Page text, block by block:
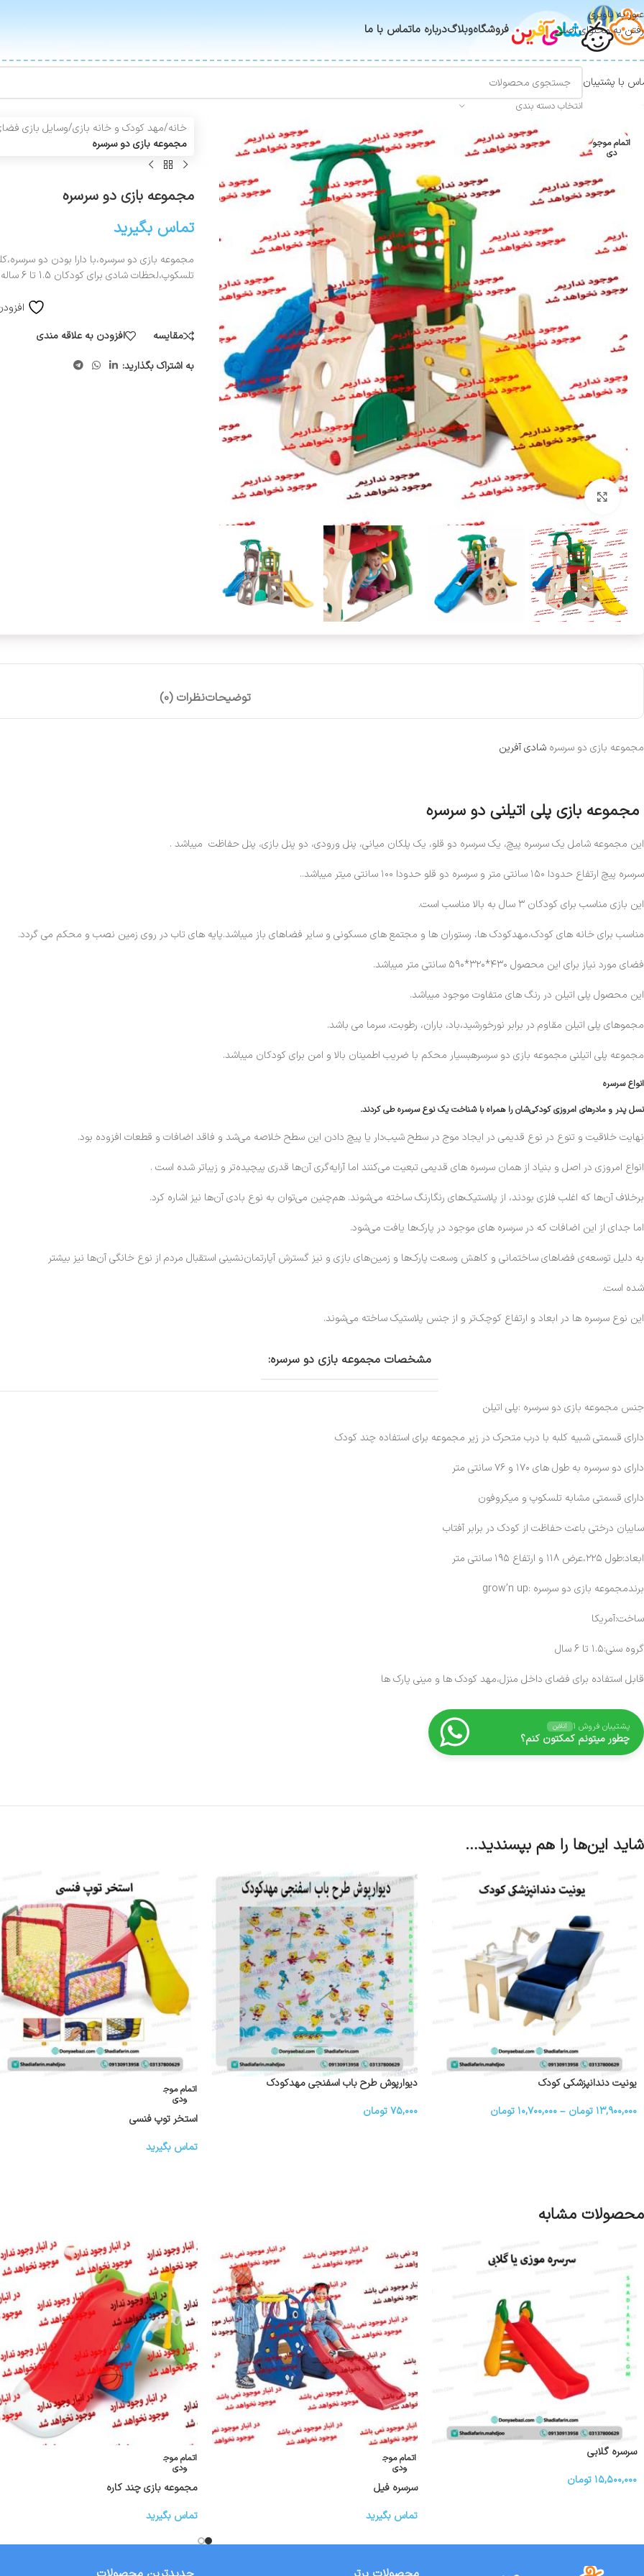
عبور به ناوبری
رفتن به محتوای اصلی
فروشگاهوبلاگدرباره ماتماس با ما
با پشتیبان
انتخاب دسته بندی
اتمام موجو
دی
بزرگنمایی تصویر
خانه/مهد کودک و خانه بازی/وسایل بازی
مجموعه بازی دو سرسره
مجموعه بازی دو سرسره
تماس بگیرید
مجموعه بازی دو سرسره،با دارا بودن دو
تلسکوپ،لحظات شادی برای کودکان 1.5 تا 6 ساله شما رقم می زند.
مقایسه
افزودن به علاقه مندی
به اشتراک بگذارید:
توضیحاتنظرات (0)
مجموعه بازی دو سرسره شادی آفرین
مجموعه بازی پلی اتیلنی دو سرسره
این مجموعه شامل یک سرسره پیچ، یک سرسره دو قلو، یک پلکان میانی، پنل ورودی، دو پنل بازی، پنل حفاظت میباشد .
سرسره پیچ ارتفاع حدودا ۱۵۰ سانتی متر و سرسره دو قلو حدودا ۱۰۰ سانتی میتر میباشد..
این بازی مناسب برای کودکان ۳ سال به بالا مناسب است.
مناسب برای خانه های کودک،مهدکودک ها، رستوران ها و مجتمع های مسکونی و سایر فضاهای باز میباشد.پایه های تاب در روی زمین نصب و محکم می گردد.
فضای مورد نیاز برای این محصول ۴۳۰*۳۲۰*۵۹۰ سانتی متر میباشد.
این محصول پلی اتیلن در رنگ های متفاوت موجود میباشد.
مجموهای پلی اتیلن مقاوم در برابر نورخورشید،باد، باران، رطوبت، سرما می باشد.
مجموعه پلی اتیلنی مجموعه بازی دو سرسرهبسیار محکم با ضریب اطمینان بالا و امن برای کودکان میباشد.
انواع سرسره
نسل پدر و مادرهای امروزی کودکی‌شان را همراه با شناخت یک نوع سرسره طی کردند.
نهایت خلاقیت و تنوع در نوع قدیمی در ایجاد موج در سطح شیب‌دار یا پیچ دادن این سطح خلاصه می‌شد و فاقد اضافات و قطعات افزوده بود.
انواع امروزی در اصل و بنیاد از همان سرسره‌ های قدیمی تبعیت می‌کنند اما آرایه‌گری آن‌ها قدری پیچیده‌تر و زیباتر شده است .
برخلاف آن‌ها که اغلب فلزی بودند، از پلاستیک‌های رنگارنگ ساخته می‌شوند. هم‌چنین می‌توان به نوع بادی آن‌ها نیز اشاره کرد.
اما جدای از این اضافات که در سرسره‌ های موجود در پارک‌ها یافت می‌شود.
به دلیل توسعه‌ی فضاهای ساختمانی و کاهش وسعت پارک‌ها و زمین‌های بازی و نیز گسترش آپارتمان‌نشینی استقبال مردم از نوع خانگی آن‌ها نیز بیشتر
شده است.
این نوع سرسره‌ ها در ابعاد و ارتفاع کوچک‌تر و از جنس پلاستیک ساخته می‌شوند.
مشخصات مجموعه بازی دو سرسره:
جنس مجموعه بازی دو سرسره :پلی اتیلن
دارای قسمتی شبیه کلبه با درب متحرک در زیر مجموعه برای استفاده چند کودک
دارای دو سرسره به طول های ۱۷۰ و ۷۶ سانتی متر
دارای قسمتی مشابه تلسکوپ و میکروفون
سایبان درختی باعث حفاظت از کودک در برابر آفتاب
ابعاد:طول ۲۲۵،عرض ۱۱۸ و ارتفاع ۱۹۵ سانتی متر
برندمجموعه بازی دو سرسره :grow’n up
ساخت:آمریکا
گروه سنی:۱.۵ تا ۶ سال
قابل استفاده برای فضای داخل منزل،مهد کودک ها و مینی پارک ها
پشتیبان فروش ۱ آنلاین
چطور میتونم کمکتون کنم؟
شاید این‌ها را هم بپسندید…
یونیت دندانپزشکی کودک
۱۳,۹۰۰,۰۰۰ تومان –۱۰,۷۰۰,۰۰۰ تومان
دیوارپوش طرح باب اسفنجی مهدکودک
۷۵,۰۰۰ تومان
اتمام موج
ودی
استخر توپ فنسی
تماس بگیرید
محصولات مشابه
سرسره گلابی
۱۵,۵۰۰,۰۰۰ تومان
اتمام موج
ودی
سرسره فیل
تماس بگیرید
اتمام موج
ودی
مجموعه بازی چند کاره
تماس بگیرید